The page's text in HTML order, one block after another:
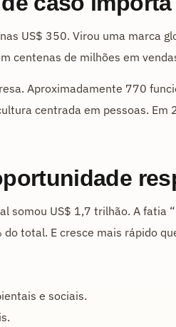
US$ 350. Virou uma marca
centenas de milhões em
Aproximadamente 770
centrada em pessoas. Em
somou US$ 1,7 trilhão. A fatia
total. E cresce mais rápido
e sociais.